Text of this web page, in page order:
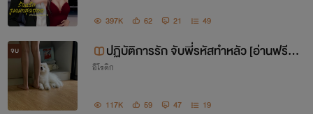
397K 62 21 49
จบ
ปฏิบัติการรัก จับพี่รหัสทำหลัว [อ่านฟรีจน
จบ/Ebook]
อีโรติก
117K 59 47 19